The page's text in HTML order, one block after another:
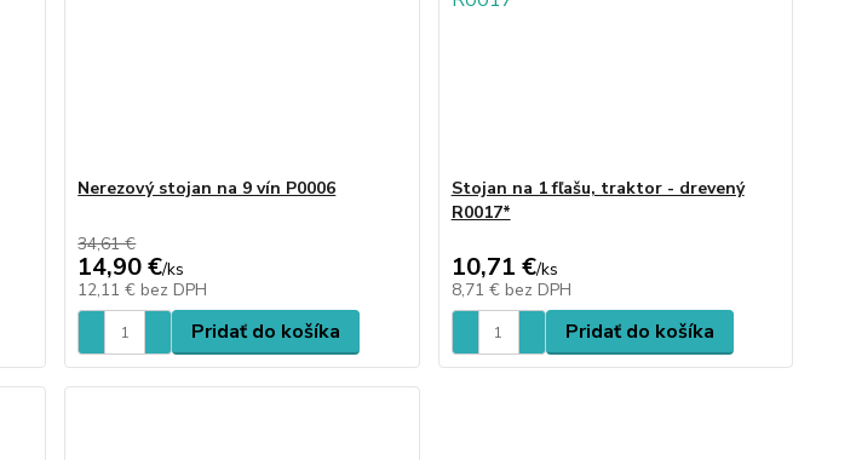
Nerezový stojan na 9 vín P0006
34,61 €
14,90 €/ks
12,11 € bez DPH
Pridať do košíka
Stojan na 1 fľašu, traktor - drevený
R0017*
10,71 €/ks
8,71 € bez DPH
Pridať do košíka